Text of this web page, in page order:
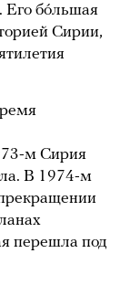
бóльшая
Сирии,
м Сирия
В 1974-м
перешла под